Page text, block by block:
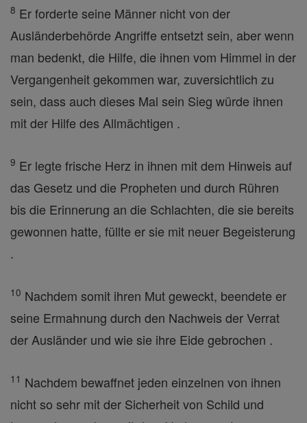
8 Er forderte seine Männer nicht von der
Ausländerbehörde Angriffe entsetzt sein, aber wenn
man bedenkt, die Hilfe, die ihnen vom Himmel in der
Vergangenheit gekommen war, zuversichtlich zu
sein, dass auch dieses Mal sein Sieg würde ihnen
mit der Hilfe des Allmächtigen .
9 Er legte frische Herz in ihnen mit dem Hinweis auf
das Gesetz und die Propheten und durch Rühren
bis die Erinnerung an die Schlachten, die sie bereits
gewonnen hatte, füllte er sie mit neuer Begeisterung
.
10 Nachdem somit ihren Mut geweckt, beendete er
seine Ermahnung durch den Nachweis der Verrat
der Ausländer und wie sie ihre Eide gebrochen .
11 Nachdem bewaffnet jeden einzelnen von ihnen
nicht so sehr mit der Sicherheit von Schild und